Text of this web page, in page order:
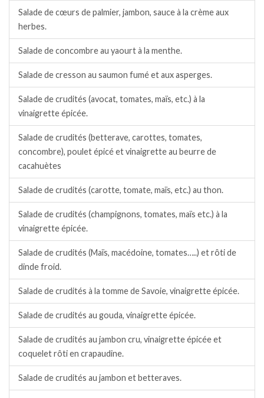
Salade de cœurs de palmier, jambon, sauce à la crème aux
herbes.
Salade de concombre au yaourt à la menthe.
Salade de cresson au saumon fumé et aux asperges.
Salade de crudités (avocat, tomates, maïs, etc.) à la
vinaigrette épicée.
Salade de crudités (betterave, carottes, tomates,
concombre), poulet épicé et vinaigrette au beurre de
cacahuètes
Salade de crudités (carotte, tomate, maïs, etc.) au thon.
Salade de crudités (champignons, tomates, maïs etc.) à la
vinaigrette épicée.
Salade de crudités (Maïs, macédoine, tomates…..) et rôti de
dinde froid.
Salade de crudités à la tomme de Savoie, vinaigrette épicée.
Salade de crudités au gouda, vinaigrette épicée.
Salade de crudités au jambon cru, vinaigrette épicée et
coquelet rôti en crapaudine.
Salade de crudités au jambon et betteraves.